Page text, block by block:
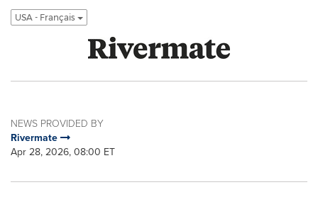
USA - Français
NEWS PROVIDED BY
Rivermate
Apr 28, 2026, 08:00 ET